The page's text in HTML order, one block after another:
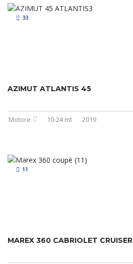
33
AZIMUT ATLANTIS 45
Motore 10-24 mt 2019
11
MAREX 360 CABRIOLET CRUISER